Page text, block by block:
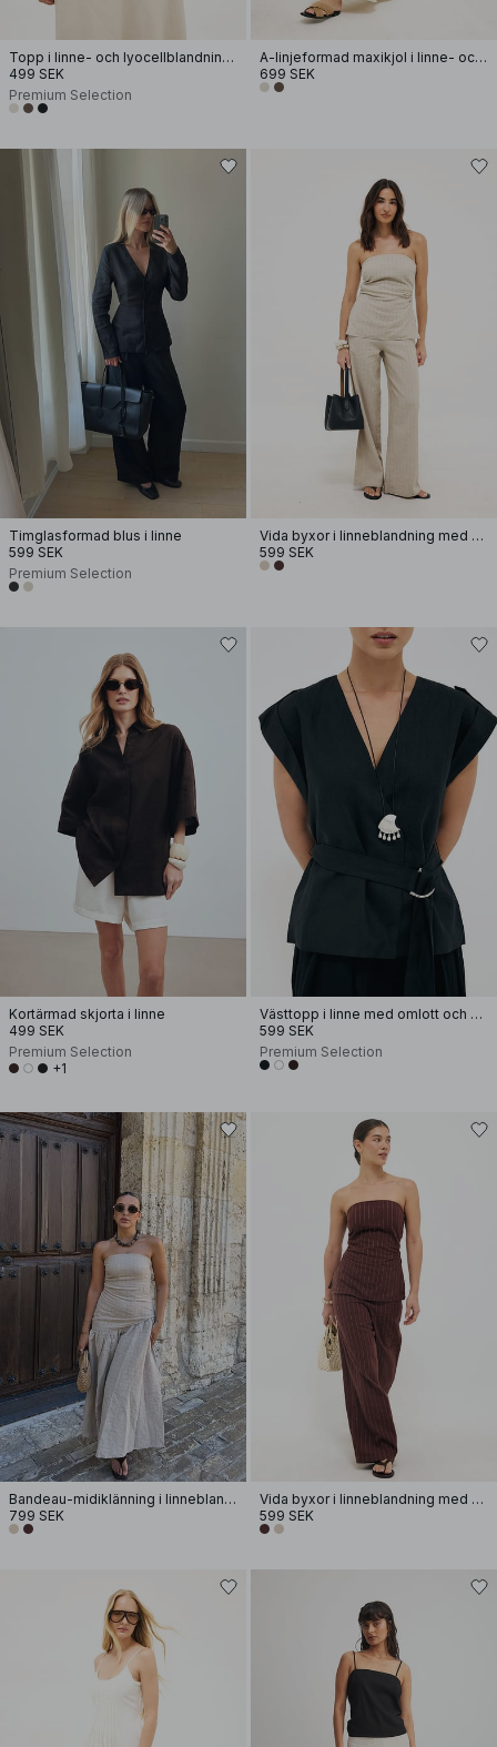
Topp i linne- och lyocellblandning med halterneck
499 SEK
Premium Selection
A-linjeformad maxikjol i linne- och lyocellblandning
699 SEK
Timglasformad blus i linne
599 SEK
Premium Selection
Vida byxor i linneblandning med hög midja
599 SEK
Kortärmad skjorta i linne
499 SEK
Premium Selection
+1
Västtopp i linne med omlott och bälte
599 SEK
Premium Selection
Bandeau-midiklänning i linneblandning
799 SEK
Vida byxor i linneblandning med hög midja
599 SEK